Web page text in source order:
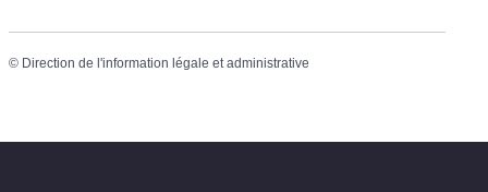
© Direction de l'information légale et administrative